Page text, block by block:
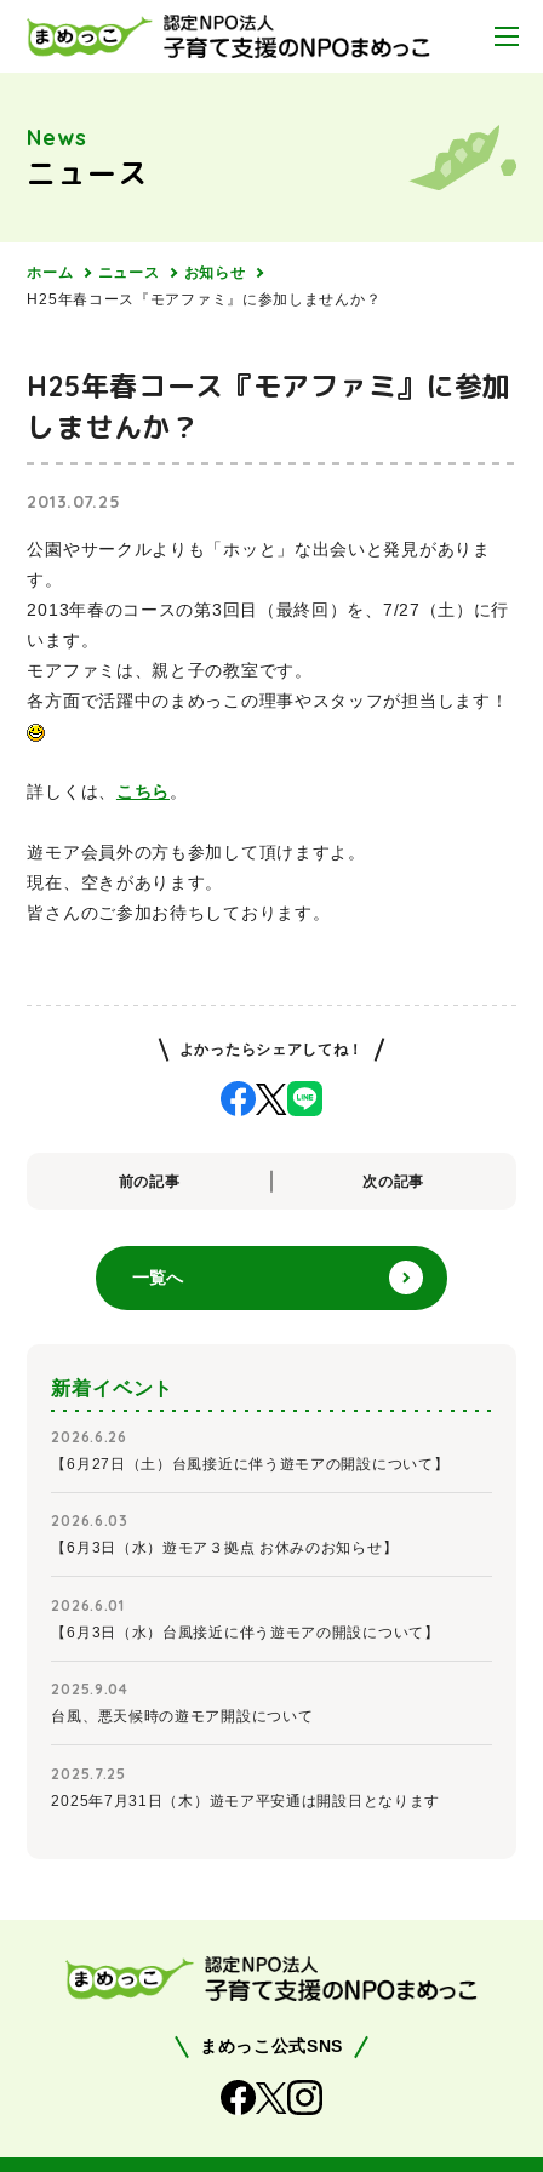
News
ニュース
ホーム ニュース
お知らせ
H25年春コース『モアファミ』に参加しませんか？
H25年春コース『モアファミ』に参加
しませんか？
2013.07.25
公園やサークルよりも「ホッと」な出会いと発見がありま
す。
2013年春のコースの第3回目（最終回）を、7/27（土）に行
います。
モアファミは、親と子の教室です。
各方面で活躍中のまめっこの理事やスタッフが担当します！
詳しくは、 こちら。
遊モア会員外の方も参加して頂けますよ。
現在、空きがあります。
皆さんのご参加お待ちしております。
よかったらシェアしてね！
前の記事 次の記事
一覧へ
新着イベント
2026.6.26
【6月27日（土）台風接近に伴う遊モアの開設について】
2026.6.03
【6月3日（水）遊モア３拠点 お休みのお知らせ】
2026.6.01
【6月3日（水）台風接近に伴う遊モアの開設について】
2025.9.04
台風、悪天候時の遊モア開設について
2025.7.25
2025年7月31日（木）遊モア平安通は開設日となります
まめっこ公式SNS